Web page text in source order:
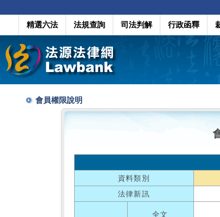
精選六法 法規查詢 司法判解 行政函釋
會員權限說明
資料類別
法律新訊
全文